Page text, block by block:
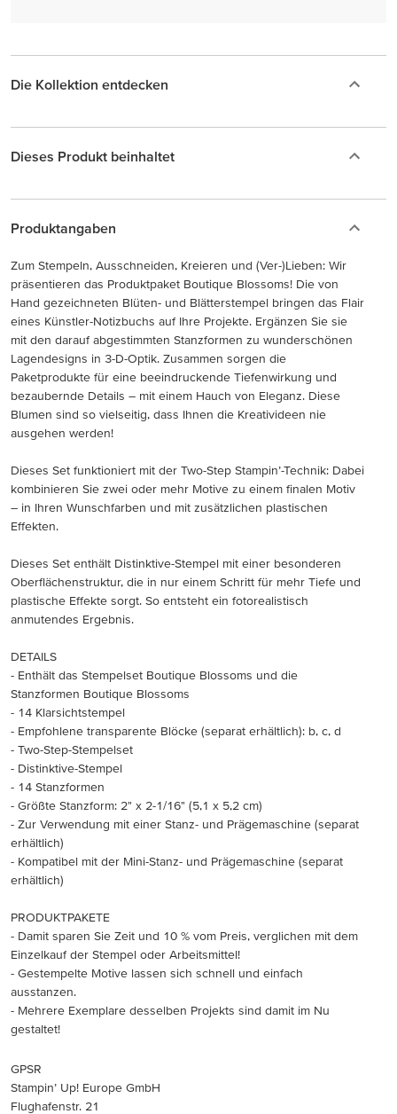
Die Kollektion entdecken
Dieses Produkt beinhaltet
Produktangaben
Zum Stempeln, Ausschneiden, Kreieren und (Ver-)Lieben: Wir
präsentieren das Produktpaket Boutique Blossoms! Die von
Hand gezeichneten Blüten- und Blätterstempel bringen das Flair
eines Künstler-Notizbuchs auf Ihre Projekte. Ergänzen Sie sie
mit den darauf abgestimmten Stanzformen zu wunderschönen
Lagendesigns in 3-D-Optik. Zusammen sorgen die
Paketprodukte für eine beeindruckende Tiefenwirkung und
bezaubernde Details – mit einem Hauch von Eleganz. Diese
Blumen sind so vielseitig, dass Ihnen die Kreativideen nie
ausgehen werden!
Dieses Set funktioniert mit der Two-Step Stampin’-Technik: Dabei
kombinieren Sie zwei oder mehr Motive zu einem finalen Motiv
– in Ihren Wunschfarben und mit zusätzlichen plastischen
Effekten.
Dieses Set enthält Distinktive-Stempel mit einer besonderen
Oberflächenstruktur, die in nur einem Schritt für mehr Tiefe und
plastische Effekte sorgt. So entsteht ein fotorealistisch
anmutendes Ergebnis.
DETAILS
- Enthält das Stempelset Boutique Blossoms und die
Stanzformen Boutique Blossoms
- 14 Klarsichtstempel
- Empfohlene transparente Blöcke (separat erhältlich): b, c, d
- Two-Step-Stempelset
- Distinktive-Stempel
- 14 Stanzformen
- Größte Stanzform: 2" x 2-1/16" (5,1 x 5,2 cm)
- Zur Verwendung mit einer Stanz- und Prägemaschine (separat
erhältlich)
- Kompatibel mit der Mini-Stanz- und Prägemaschine (separat
erhältlich)
PRODUKTPAKETE
- Damit sparen Sie Zeit und 10 % vom Preis, verglichen mit dem
Einzelkauf der Stempel oder Arbeitsmittel!
- Gestempelte Motive lassen sich schnell und einfach
ausstanzen.
- Mehrere Exemplare desselben Projekts sind damit im Nu
gestaltet!
GPSR
Stampin’ Up! Europe GmbH
Flughafenstr. 21